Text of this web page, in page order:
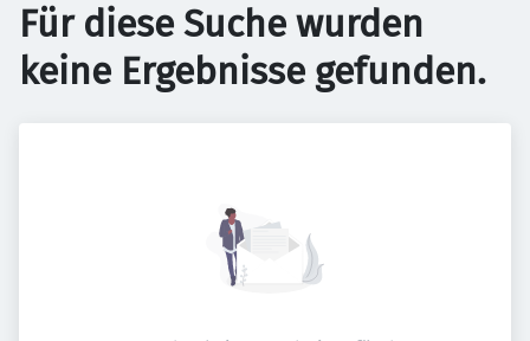
Für diese Suche wurden
keine Ergebnisse gefunden.